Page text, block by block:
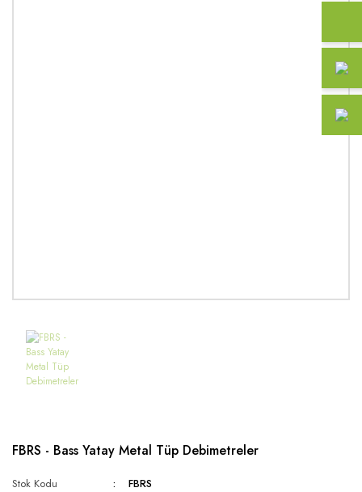
FBRS - Bass Yatay Metal Tüp Debimetreler
Stok Kodu
FBRS